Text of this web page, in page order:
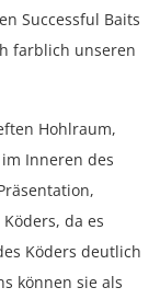
Successful Baits
farblich unseren
Hohlraum,
Inneren des
da es
Köders deutlich
können sie als